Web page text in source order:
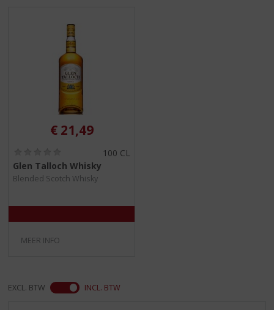
a
v
g
a
€ 21,49
,
0
)
100 CL
Glen Talloch Whisky
Blended Scotch Whisky
MEER INFO
EXCL. BTW INCL. BTW